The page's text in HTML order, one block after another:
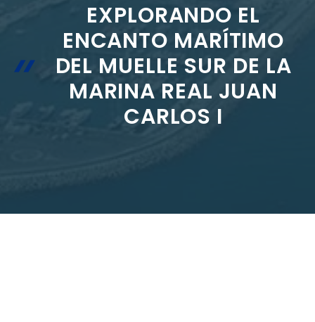
EXPLORANDO EL
ENCANTO MARÍTIMO
DEL MUELLE SUR DE LA
MARINA REAL JUAN
CARLOS I